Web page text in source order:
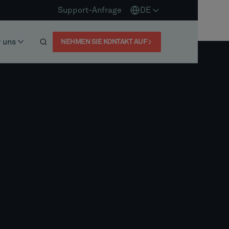
Support-Anfrage DE
uns NEHMEN SIE KONTAKT AUF